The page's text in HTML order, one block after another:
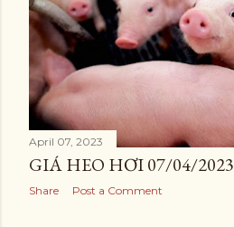
April 07, 2023
GIÁ HEO HƠI 07/04/2023
Share Post a Comment